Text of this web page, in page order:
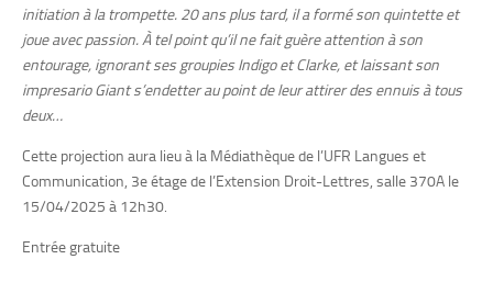
initiation à la trompette. 20 ans plus tard, il a formé son quintette et
joue avec passion. À tel point qu’il ne fait guère attention à son
entourage, ignorant ses groupies Indigo et Clarke, et laissant son
impresario Giant s’endetter au point de leur attirer des ennuis à tous
deux…
Cette projection aura lieu à la Médiathèque de l’UFR Langues et
Communication, 3e étage de l’Extension Droit-Lettres, salle 370A le
15/04/2025 à 12h30.
Entrée gratuite